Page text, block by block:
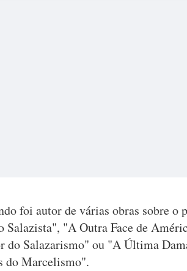
foi autor de várias obras sobre o
Salazista", "A Outra Face de
do Salazarismo" ou "A Última
do Marcelismo".